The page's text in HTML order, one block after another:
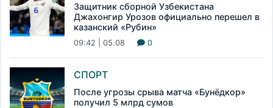
Защитник сборной Узбекистана
Джахонгир Урозов официально перешел в
казанский «Рубин»
09:42 | 05.08 0
СПОРТ
После угрозы срыва матча «Бунёдкор»
получил 5 млрд сумов